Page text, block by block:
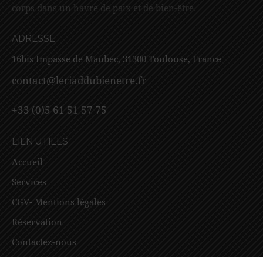
corps dans un havre de paix et de bien-être.
ADRESSE
16bis Impasse de Maubec, 31300 Toulouse, France
contact@leriaddubienetre.fr
+33 (0)5 61 51 57 75
LIEN UTILES
Accueil
Services
CGV- Mentions légales
Réservation
Contactez-nous